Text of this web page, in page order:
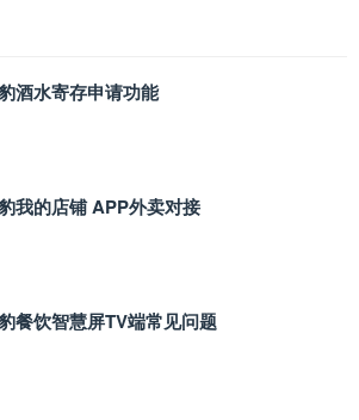
酒水寄存申请功能
我的店铺 APP外卖对接
餐饮智慧屏TV端常见问题